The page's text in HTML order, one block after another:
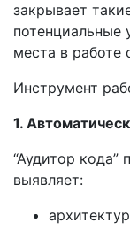
закрывает
потенциальные
места в работе
Инструмент
1.
“Аудитор кода”
выявляет: